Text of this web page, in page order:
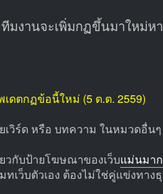
มงานจะเพิ่มกฏขึ้นมาใหม่ห
เดตกฏข้อนี้ใหม่ (5 ต.ต. 2559)
วิร์ด หรือ บทความ ในหมวดอื่น
วกับป้ายโฆษณาของเว็บแม่นมา
เว็บตัวเอง ต้องไม่ใช่คู่แข่งทาง